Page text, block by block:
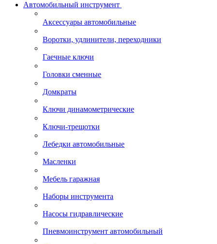
Автомобильный инструмент
Аксессуары автомобильные
Воротки, удлинители, переходники
Гаечные ключи
Головки сменные
Домкраты
Ключи динамометрические
Ключи-трещотки
Лебедки автомобильные
Масленки
Мебель гаражная
Наборы инструмента
Насосы гидравлические
Пневмоинструмент автомобильный